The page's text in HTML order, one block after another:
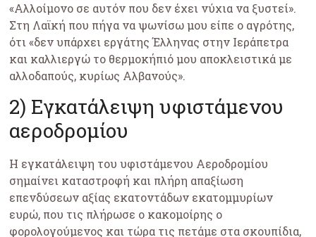
«Αλλοίμονο σε αυτόν που δεν έχει νύχια να ξυστεί».
Στη Λαϊκή που πήγα να ψωνίσω μου είπε ο αγρότης,
ότι «δεν υπάρχει εργάτης Έλληνας στην Ιεράπετρα
και καλλιεργώ το θερμοκήπιό μου αποκλειστικά με
αλλοδαπούς, κυρίως Αλβανούς».
2) Εγκατάλειψη υφιστάμενου
αεροδρομίου
Η εγκατάλειψη του υφιστάμενου Αεροδρομίου
σημαίνει καταστροφή και πλήρη απαξίωση
επενδύσεων αξίας εκατοντάδων εκατομμυρίων
ευρώ, που τις πλήρωσε ο κακομοίρης ο
φορολογούμενος και τώρα τις πετάμε στα σκουπίδια,